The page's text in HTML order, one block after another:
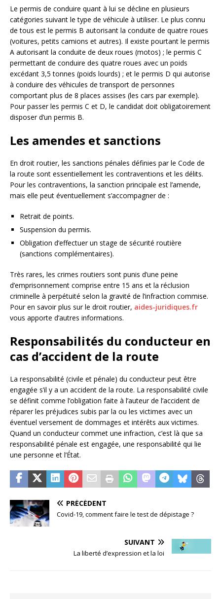
Le permis de conduire quant à lui se décline en plusieurs
catégories suivant le type de véhicule à utiliser. Le plus connu
de tous est le permis B autorisant la conduite de quatre roues
(voitures, petits camions et autres). Il existe pourtant le permis
A autorisant la conduite de deux roues (motos) ; le permis C
permettant de conduire des quatre roues avec un poids
excédant 3,5 tonnes (poids lourds) ; et le permis D qui autorise
à conduire des véhicules de transport de personnes
comportant plus de 8 places assises (les cars par exemple).
Pour passer les permis C et D, le candidat doit obligatoirement
disposer d’un permis B.
Les amendes et sanctions
En droit routier, les sanctions pénales définies par le Code de
la route sont essentiellement les contraventions et les délits.
Pour les contraventions, la sanction principale est l’amende,
mais elle peut éventuellement s’accompagner de :
Retrait de points.
Suspension du permis.
Obligation d’effectuer un stage de sécurité routière
(sanctions complémentaires).
Très rares, les crimes routiers sont punis d’une peine
d’emprisonnement comprise entre 15 ans et la réclusion
criminelle à perpétuité selon la gravité de l’infraction commise.
Pour en savoir plus sur le droit routier, aides-juridiques.fr
vous apporte d’autres informations.
Responsabilités du conducteur en
cas d’accident de la route
La responsabilité (civile et pénale) du conducteur peut être
engagée s’il y a un accident de la route. La responsabilité civile
se définit comme l’obligation faite à l’auteur de l’accident de
réparer les préjudices subis par la ou les victimes avec un
éventuel versement de dommages et intérêts aux victimes.
Quand un conducteur commet une infraction, c’est là que sa
responsabilité pénale est engagée, une responsabilité qui lie
une personne et l’État.
PRÉCÉDENT
Covid-19, comment faire le test de dépistage ?
SUIVANT
La liberté d’expression et la loi